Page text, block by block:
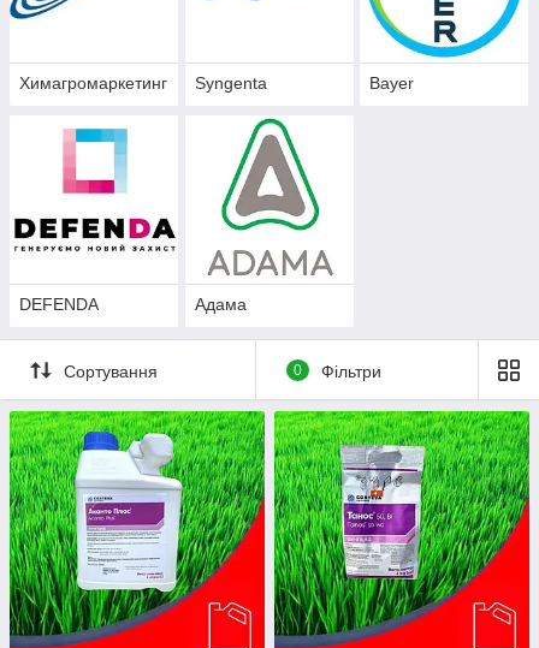
Химагромаркетинг Syngenta Bayer
DEFENDA Адама
Сортування 0 Фільтри